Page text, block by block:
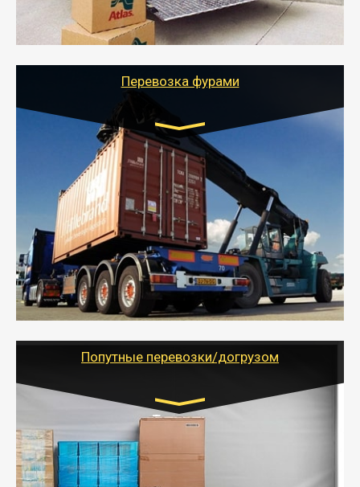
качественно организует переезд к новому месту
службы или работы с гарантией сохранности груза и
оформлением документов, подтверждающих
Перевозка фурами
Транспорт:
Еврофура Тент от 5 до 10 тонн
грузоподъемность
от 10 000 руб. Возможен догруз
- Доставка фурой до 20 т возможна для больших
объемов грузов, упакованных в коробки, мешки,
паллеты и россыпью в самые отдаленные места
России с гарантией полной сохранности.
- Тайгер Логистик предоставляет услуги по
грузоперевозкам для физических и юридических лиц
Попутные перевозки/догрузом
Транспорт:
Газель (1,5 и 3 тонны), Бычок, Еврофура от 5 до
10 тонн
от 5000 руб. Возможен догруз